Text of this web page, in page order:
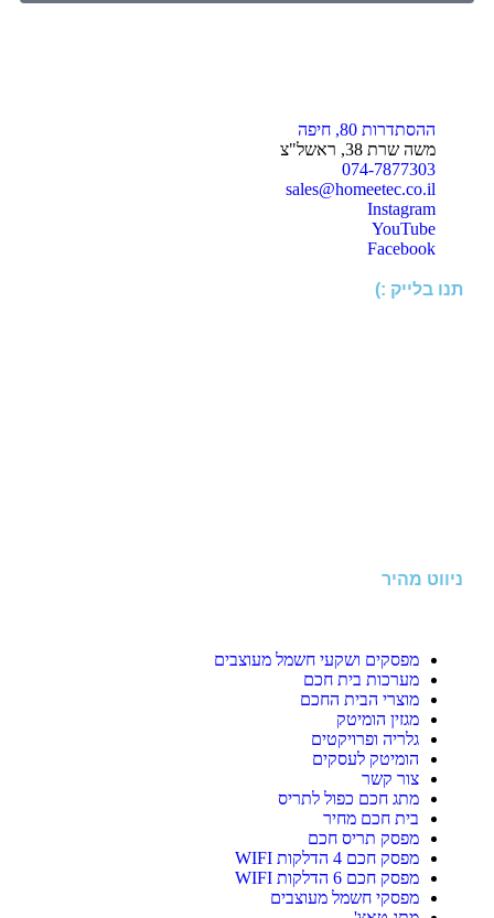
ההסתדרות 80, חיפה
משה שרת 38, ראשל"צ
074-7877303
sales@homeetec.co.il
Instagram
YouTube
Facebook
תנו בלייק :)
ניווט מהיר
מפסקים ושקעי חשמל מעוצבים
מערכות בית חכם
מוצרי הבית החכם
מגזין הומיטק
גלריה ופרויקטים
הומיטק לעסקים
צור קשר
מתג חכם כפול לתריס
בית חכם מחיר
מפסק תריס חכם
מפסק חכם 4 הדלקות WIFI
מפסק חכם 6 הדלקות WIFI
מפסקי חשמל מעוצבים